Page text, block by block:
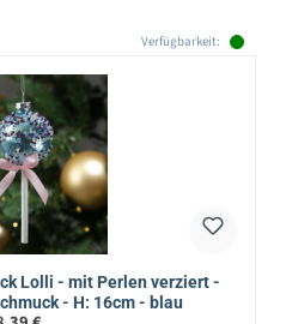
Verfügbarkeit:
Lolli - mit Perlen verziert -
- H: 16cm - blau